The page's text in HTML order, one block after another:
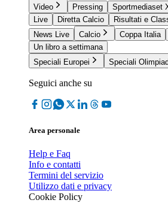
Video Pressing Sportmediaset
Live
Diretta Calcio
Risultati e
News Live
Calcio Coppa Italia
Un libro a settimana
Speciali Europei
Speciali
Seguici anche su
Area personale
Help e Faq
Info e contatti
Termini del servizio
Utilizzo dati e privacy
Cookie Policy